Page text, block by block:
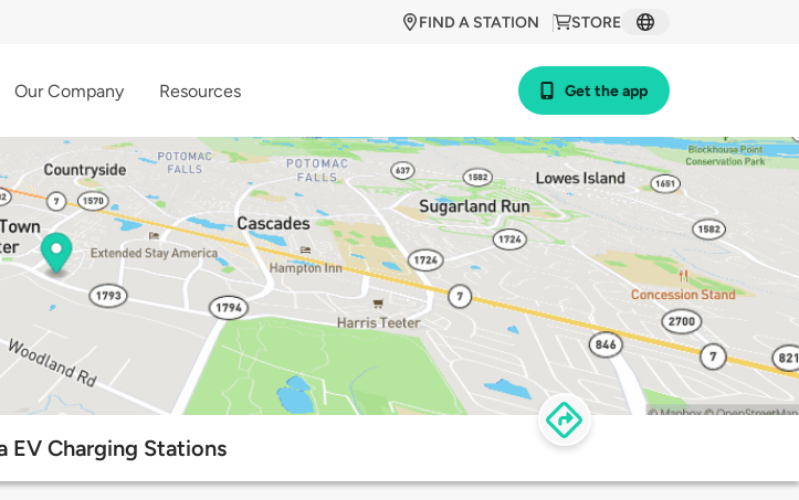
STORE
FIND A STATION
Our Company Resources Get the app
EV Charging Stations